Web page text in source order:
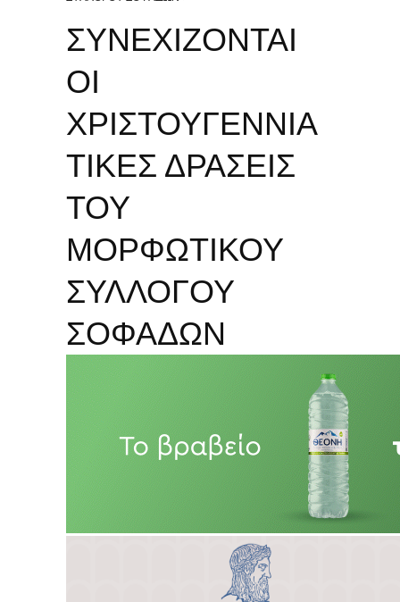
ΣΥΝΕΧΙΖΟΝΤΑΙ
ΟΙ
ΧΡΙΣΤΟΥΓΕΝΝΙΑ
ΤΙΚΕΣ ΔΡΑΣΕΙΣ
ΤΟΥ
ΜΟΡΦΩΤΙΚΟΥ
ΣΥΛΛΟΓΟΥ
ΣΟΦΑΔΩΝ